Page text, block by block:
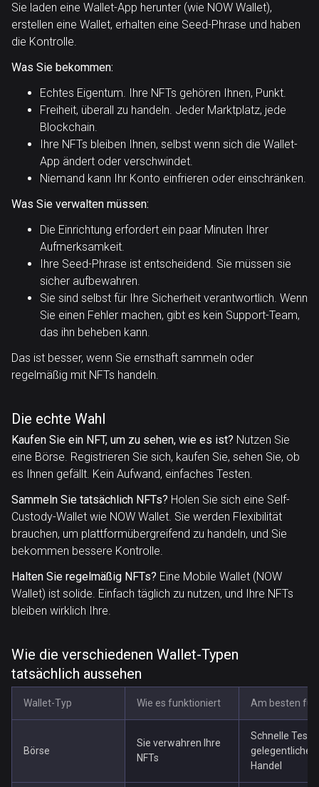
Sie laden eine Wallet-App herunter (wie NOW Wallet),
erstellen eine Wallet, erhalten eine Seed-Phrase und haben
die Kontrolle.
Was Sie bekommen:
Echtes Eigentum. Ihre NFTs gehören Ihnen, Punkt.
Freiheit, überall zu handeln. Jeder Marktplatz, jede
Blockchain.
Ihre NFTs bleiben Ihnen, selbst wenn sich die Wallet-
App ändert oder verschwindet.
Niemand kann Ihr Konto einfrieren oder einschränken.
Was Sie verwalten müssen:
Die Einrichtung erfordert ein paar Minuten Ihrer
Aufmerksamkeit.
Ihre Seed-Phrase ist entscheidend. Sie müssen sie
sicher aufbewahren.
Sie sind selbst für Ihre Sicherheit verantwortlich. Wenn
Sie einen Fehler machen, gibt es kein Support-Team,
das ihn beheben kann.
Das ist besser, wenn Sie ernsthaft sammeln oder
regelmäßig mit NFTs handeln.
Die echte Wahl
Kaufen Sie ein NFT, um zu sehen, wie es ist? Nutzen Sie
eine Börse. Registrieren Sie sich, kaufen Sie, sehen Sie, ob
es Ihnen gefällt. Kein Aufwand, einfaches Testen.
Sammeln Sie tatsächlich NFTs? Holen Sie sich eine Self-
Custody-Wallet wie NOW Wallet. Sie werden Flexibilität
brauchen, um plattformübergreifend zu handeln, und Sie
bekommen bessere Kontrolle.
Halten Sie regelmäßig NFTs? Eine Mobile Wallet (NOW
Wallet) ist solide. Einfach täglich zu nutzen, und Ihre NFTs
bleiben wirklich Ihre.
Wie die verschiedenen Wallet-Typen
tatsächlich aussehen
Wallet-Typ Wie es funktioniert Am besten für
Börse
Sie verwahren Ihre
NFTs
Schnelle
gelegentlicher
Handel